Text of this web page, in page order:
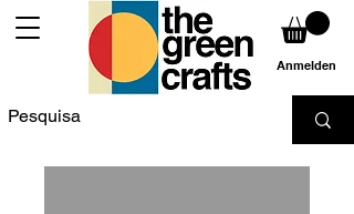
Anmelden